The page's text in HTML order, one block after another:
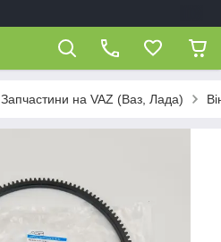
Запчастини на VAZ (Ваз, Лада)